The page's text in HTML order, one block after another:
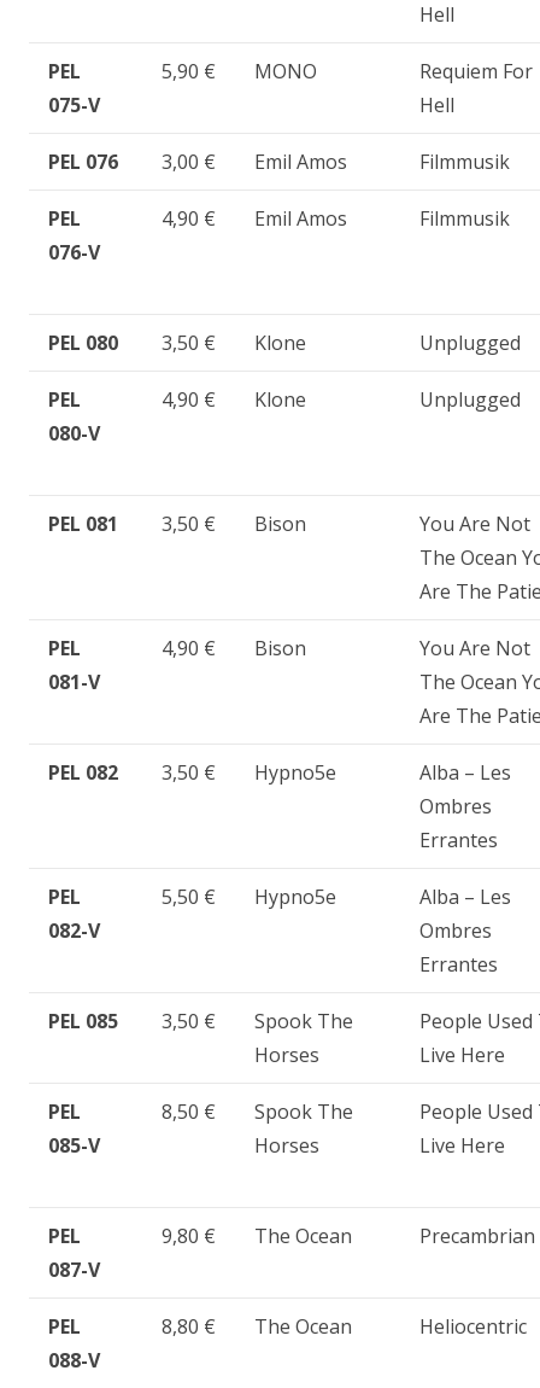
Hell
PEL
075-V
5,90 € MONO
Requiem For
Hell
PEL 076 3,00 € Emil Amos Filmmusik
PEL
076-V
4,90 € Emil Amos Filmmusik
PEL 080 3,50 € Klone Unplugged
PEL
080-V
4,90 € Klone Unplugged
PEL 081 3,50 € Bison
You Are Not
The Ocean
Are The
PEL
081-V
4,90 € Bison
You Are Not
The Ocean
Are The
PEL 082 3,50 € Hypno5e
Alba – Les
Ombres
Errantes
PEL
082-V
5,50 € Hypno5e
Alba – Les
Ombres
Errantes
PEL 085 3,50 €
Spook The
Horses
People Used
Live Here
PEL
085-V
8,50 €
Spook The
Horses
People Used
Live Here
PEL
087-V
9,80 € The Ocean Precambrian
PEL
088-V
8,80 € The Ocean Heliocentric